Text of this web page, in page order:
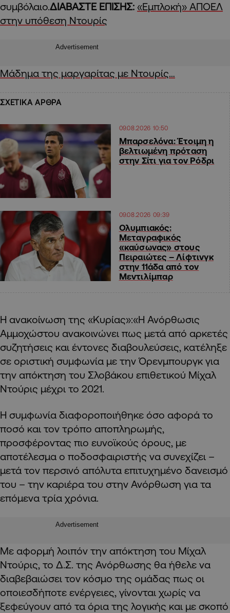
συμβόλαιο.ΔΙΑΒΑΣΤΕ ΕΠΙΣΗΣ: «Εμπλοκή» ΑΠΟΕΛ
στην υπόθεση Ντουρίς
Advertisement
Μάδημα της μαργαρίτας με Ντουρίς…
ΣΧΕΤΙΚΑ ΑΡΘΡΑ
09.08.2026 10:50
Μπαρσελόνα: Έτοιμη η
βελτιωμένη πρόταση
στην Σίτι για τον Ρόδρι
09.08.2026 09:39
Ολυμπιακός:
Μεταγραφικός
«καύσωνας» στους
Πειραιώτες – Λίφτινγκ
στην 11άδα από τον
Μεντιλίμπαρ
Η ανακοίνωση της «Κυρίας»:«Η Ανόρθωσις
Αμμοχώστου ανακοινώνει πως μετά από αρκετές
συζητήσεις και έντονες διαβουλεύσεις, κατέληξε
σε οριστική συμφωνία με την Όρενμπουργκ για
την απόκτηση του Σλοβάκου επιθετικού Μίχαλ
Ντούρις μέχρι το 2021.
Η συμφωνία διαφοροποιήθηκε όσο αφορά το
ποσό και τον τρόπο αποπληρωμής,
προσφέροντας πιο ευνοϊκούς όρους, με
αποτέλεσμα ο ποδοσφαιριστής να συνεχίζει –
μετά τον περσινό απόλυτα επιτυχημένο δανεισμό
του – την καριέρα του στην Ανόρθωση για τα
επόμενα τρία χρόνια.
Advertisement
Με αφορμή λοιπόν την απόκτηση του Μίχαλ
Ντούρις, το Δ.Σ. της Ανόρθωσης θα ήθελε να
διαβεβαιώσει τον κόσμο της ομάδας πως οι
οποιεσδήποτε ενέργειες, γίνονται χωρίς να
ξεφεύγουν από τα όρια της λογικής και με σκοπό